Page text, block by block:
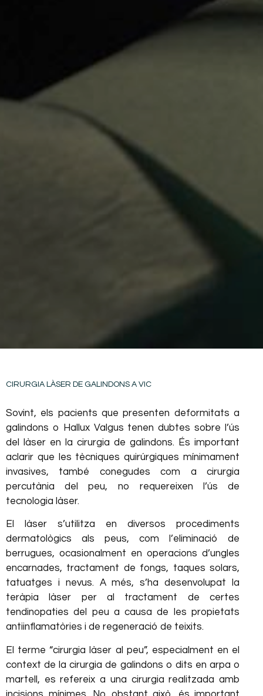
CIRURGIA LÀSER DE GALINDONS A VIC
Sovint, els pacients que presenten deformitats a
galindons o Hallux Valgus tenen dubtes sobre l’ús
del làser en la cirurgia de galindons. És important
aclarir que les tècniques quirúrgiques mínimament
invasives, també conegudes com a cirurgia
percutània del peu, no requereixen l’ús de
tecnologia làser.
El làser s’utilitza en diversos procediments
dermatològics als peus, com l’eliminació de
berrugues, ocasionalment en operacions d’ungles
encarnades, tractament de fongs, taques solars,
tatuatges i nevus. A més, s’ha desenvolupat la
teràpia làser per al tractament de certes
tendinopaties del peu a causa de les propietats
antiinflamatòries i de regeneració de teixits.
El terme “cirurgia làser al peu”, especialment en el
context de la cirurgia de galindons o dits en arpa o
martell, es refereix a una cirurgia realitzada amb